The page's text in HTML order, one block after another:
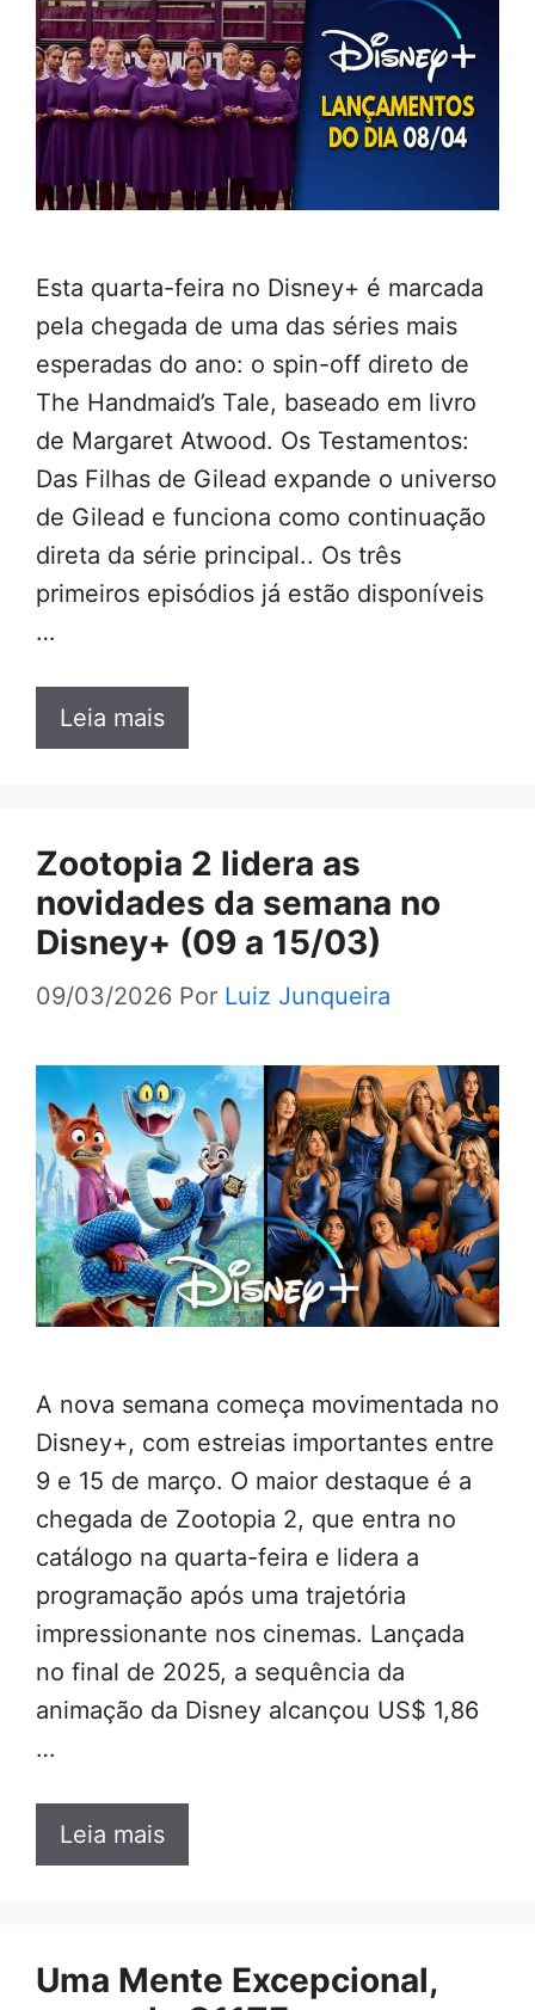
Esta quarta-feira no Disney+ é marcada
pela chegada de uma das séries mais
esperadas do ano: o spin-off direto de
The Handmaid’s Tale, baseado em livro
de Margaret Atwood. Os Testamentos:
Das Filhas de Gilead expande o universo
de Gilead e funciona como continuação
direta da série principal.. Os três
primeiros episódios já estão disponíveis
…
Leia mais
Zootopia 2 lidera as
novidades da semana no
Disney+ (09 a 15/03)
09/03/2026 Por Luiz Junqueira
A nova semana começa movimentada no
Disney+, com estreias importantes entre
9 e 15 de março. O maior destaque é a
chegada de Zootopia 2, que entra no
catálogo na quarta-feira e lidera a
programação após uma trajetória
impressionante nos cinemas. Lançada
no final de 2025, a sequência da
animação da Disney alcançou US$ 1,86
…
Leia mais
Uma Mente Excepcional,